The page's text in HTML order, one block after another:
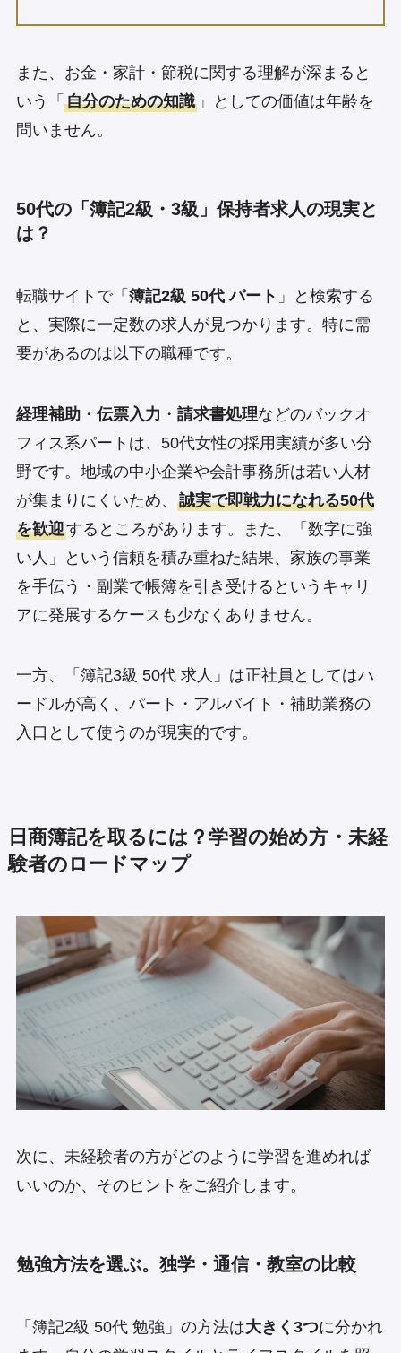
また、お金・家計・節税に関する理解が深まると
いう「 自分のための知識」としての価値は年齢を
問いません。
50代の「簿記2級・3級」保持者求人の現実と
は？
転職サイトで「 簿記2級 50代 パート 」と検索する
と、実際に一定数の求人が見つかります。特に需
要があるのは以下の職種です。
経理補助・ 伝票入力 ・ 請求書処理などのバックオ
フィス系パートは、50代女性の採用実績が多い分
野です。地域の中小企業や会計事務所は若い人材
が集まりにくいため、 誠実で即戦力になれる50代
を歓迎するところがあります。また、「数字に強
い人」という信頼を積み重ねた結果、家族の事業
を手伝う・副業で帳簿を引き受けるというキャリ
アに発展するケースも少なくありません。
一方、「簿記3級 50代 求人」は正社員としてはハ
ードルが高く、パート・アルバイト・補助業務の
入口として使うのが現実的です。
日商簿記を取るには？学習の始め方・未経
験者のロードマップ
次に、未経験者の方がどのように学習を進めれば
いいのか、そのヒントをご紹介します。
勉強方法を選ぶ。独学・通信・教室の比較
「簿記2級 50代 勉強」の方法は大きく3つに分かれ